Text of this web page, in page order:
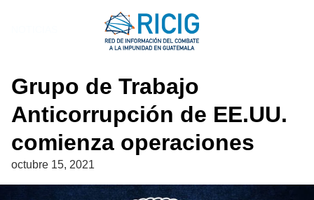
Grupo de Trabajo
Anticorrupción de EE.UU.
comienza operaciones
octubre 15, 2021